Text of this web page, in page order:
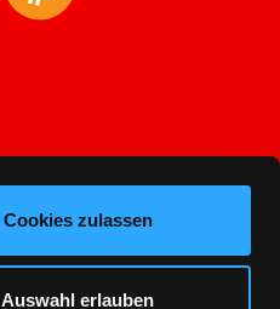
Cookies zulassen
Auswahl erlauben